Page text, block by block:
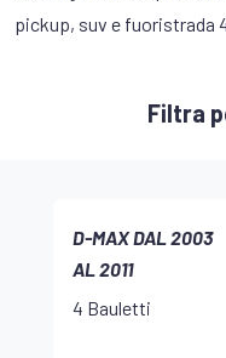
pickup, suv e fuoristrada
Filtra
D-MAX DAL 2003
AL 2011
4 Bauletti